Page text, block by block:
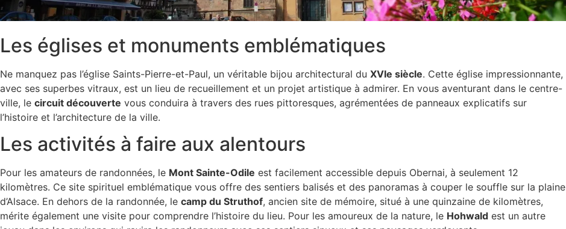
Les églises et monuments emblématiques
Ne manquez pas l’église Saints-Pierre-et-Paul, un véritable bijou architectural du XVIe siècle. Cette église impressionnante,
avec ses superbes vitraux, est un lieu de recueillement et un projet artistique à admirer. En vous aventurant dans le centre-
ville, le circuit découverte vous conduira à travers des rues pittoresques, agrémentées de panneaux explicatifs sur
l’histoire et l’architecture de la ville.
Les activités à faire aux alentours
Pour les amateurs de randonnées, le Mont Sainte-Odile est facilement accessible depuis Obernai, à seulement 12
kilomètres. Ce site spirituel emblématique vous offre des sentiers balisés et des panoramas à couper le souffle sur la plaine
d’Alsace. En dehors de la randonnée, le camp du Struthof, ancien site de mémoire, situé à une quinzaine de kilomètres,
mérite également une visite pour comprendre l’histoire du lieu. Pour les amoureux de la nature, le Hohwald est un autre